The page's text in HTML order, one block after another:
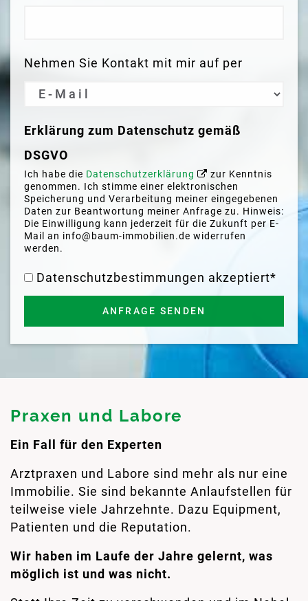
Nehmen Sie Kontakt mit mir auf per
Erklärung zum Datenschutz gemäß
DSGVO
Ich habe die Datenschutzerklärung
zur Kenntnis
genommen. Ich stimme einer elektronischen
Speicherung und Verarbeitung meiner eingegebenen
Daten zur Beantwortung meiner Anfrage zu. Hinweis:
Die Einwilligung kann jederzeit für die Zukunft per E-
Mail an info@baum-immobilien.de widerrufen
werden.
Datenschutzbestimmungen akzeptiert*
ANFRAGE SENDEN
Praxen und Labore
Ein Fall für den Experten
Arztpraxen und Labore sind mehr als nur eine
Immobilie. Sie sind bekannte Anlaufstellen für
teilweise viele Jahrzehnte. Dazu Equipment,
Patienten und die Reputation.
Wir haben im Laufe der Jahre gelernt, was
möglich ist und was nicht.